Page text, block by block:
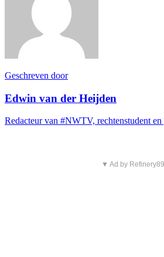
Geschreven door
Edwin van der Heijden
Redacteur van #NWTV, rechtenstudent en
▼ Ad by Refinery89